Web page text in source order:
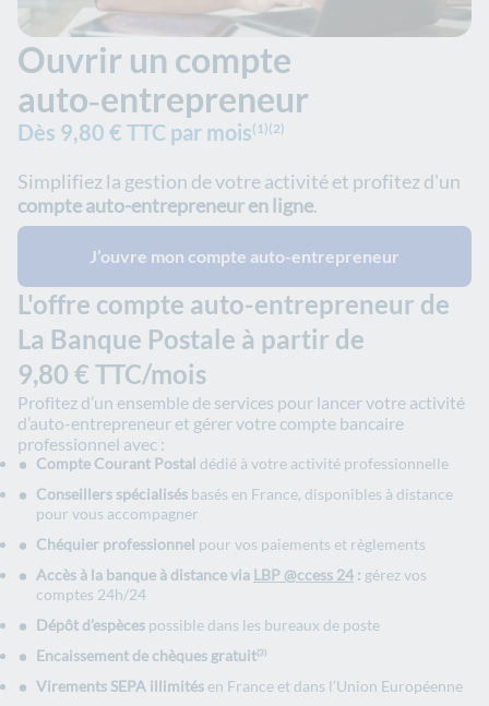
Ouvrir un compte
auto‑entrepreneur
Dès 9,80 € TTC par mois(1)(2)
Simplifiez la gestion de votre activité et profitez d'un
compte auto-entrepreneur en ligne.
J’ouvre mon compte auto-entrepreneur
L'offre compte auto-entrepreneur de
La Banque Postale à partir de
9,80 € TTC/mois
Profitez d’un ensemble de services pour lancer votre activité
d’auto-entrepreneur et gérer votre compte bancaire
professionnel avec :
Compte Courant Postal dédié à votre activité professionnelle
Conseillers spécialisés basés en France, disponibles à distance
pour vous accompagner
Chéquier professionnel pour vos paiements et règlements
Accès à la banque à distance via LBP @ccess 24 : gérez vos
comptes 24h/24
Dépôt d’espèces possible dans les bureaux de poste
Encaissement de chèques gratuit(3)
Virements SEPA illimités en France et dans l’Union Européenne